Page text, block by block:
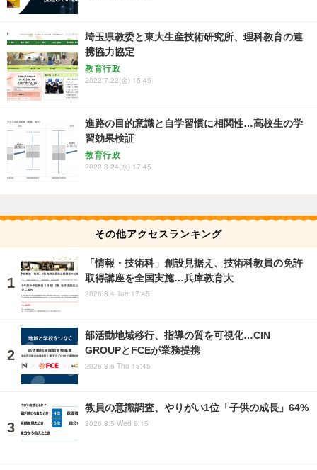
埼玉県教委と東大生産技術研究所、理科教育の連
携協力協定
教育行政
2022.7.22(金) 15:45
進路の目的意識と自学習慣に相関性…高校生の学
習効果検証
教育行政
2022.8.24(水) 17:45
その他アクセスランキング
「情報・技術科」創設見据え、技術科教員の免許
取得講座を全国実施…兵庫教育大
2026.8.4 Tue 17:45
部活動地域移行、指導の質を可視化…CIN
GROUPとFCEが業務提携
2026.8.6 Thu 15:45
教員の意識調査、やりがい1位「子供の成長」64%
2026.8.5 Wed 9:15